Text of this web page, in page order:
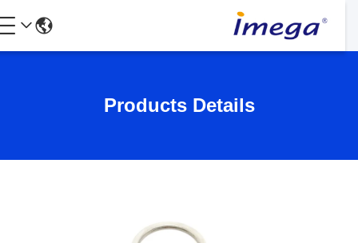
Products Details